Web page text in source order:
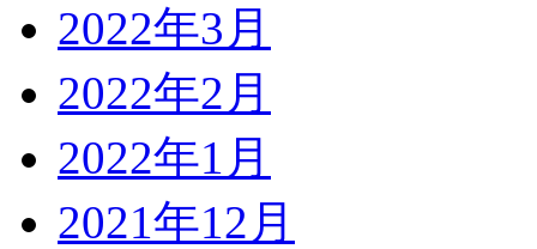
2022年3月
2022年2月
2022年1月
2021年12月